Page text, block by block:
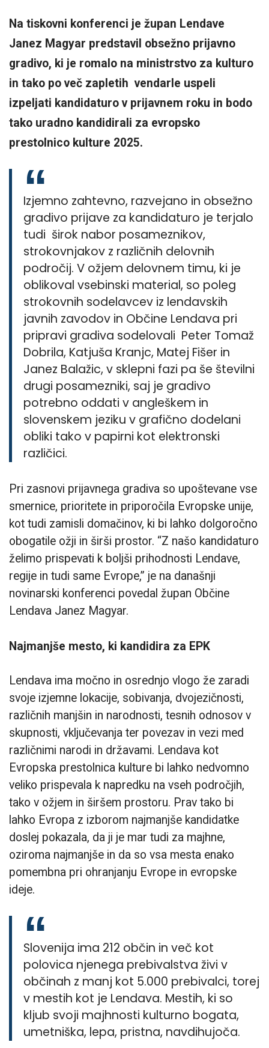
Na tiskovni konferenci je župan Lendave
Janez Magyar predstavil obsežno prijavno
gradivo, ki je romalo na ministrstvo za kulturo
in tako po več zapletih vendarle uspeli
izpeljati kandidaturo v prijavnem roku in bodo
tako uradno kandidirali za evropsko
prestolnico kulture 2025.
Izjemno zahtevno, razvejano in obsežno
gradivo prijave za kandidaturo je terjalo
tudi širok nabor posameznikov,
strokovnjakov z različnih delovnih
področij. V ožjem delovnem timu, ki je
oblikoval vsebinski material, so poleg
strokovnih sodelavcev iz lendavskih
javnih zavodov in Občine Lendava pri
pripravi gradiva sodelovali Peter Tomaž
Dobrila, Katjuša Kranjc, Matej Fišer in
Janez Balažic, v sklepni fazi pa še številni
drugi posamezniki, saj je gradivo
potrebno oddati v angleškem in
slovenskem jeziku v grafično dodelani
obliki tako v papirni kot elektronski
različici.
Pri zasnovi prijavnega gradiva so upoštevane vse
smernice, prioritete in priporočila Evropske unije,
kot tudi zamisli domačinov, ki bi lahko dolgoročno
obogatile ožji in širši prostor. “Z našo kandidaturo
želimo prispevati k boljši prihodnosti Lendave,
regije in tudi same Evrope,” je na današnji
novinarski konferenci povedal župan Občine
Lendava Janez Magyar.
Najmanjše mesto, ki kandidira za EPK
Lendava ima močno in osrednjo vlogo že zaradi
svoje izjemne lokacije, sobivanja, dvojezičnosti,
različnih manjšin in narodnosti, tesnih odnosov v
skupnosti, vključevanja ter povezav in vezi med
različnimi narodi in državami. Lendava kot
Evropska prestolnica kulture bi lahko nedvomno
veliko prispevala k napredku na vseh področjih,
tako v ožjem in širšem prostoru. Prav tako bi
lahko Evropa z izborom najmanjše kandidatke
doslej pokazala, da ji je mar tudi za majhne,
oziroma najmanjše in da so vsa mesta enako
pomembna pri ohranjanju Evrope in evropske
ideje.
Slovenija ima 212 občin in več kot
polovica njenega prebivalstva živi v
občinah z manj kot 5.000 prebivalci, torej
v mestih kot je Lendava. Mestih, ki so
kljub svoji majhnosti kulturno bogata,
umetniška, lepa, pristna, navdihujoča.